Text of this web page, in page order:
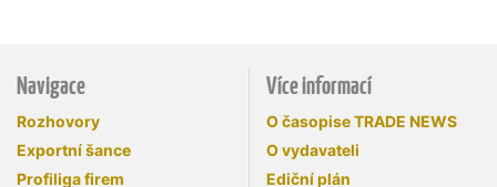
Navigace
Rozhovory
Exportní šance
Profiliga firem
Více informací
O časopise TRADE NEWS
O vydavateli
Ediční plán